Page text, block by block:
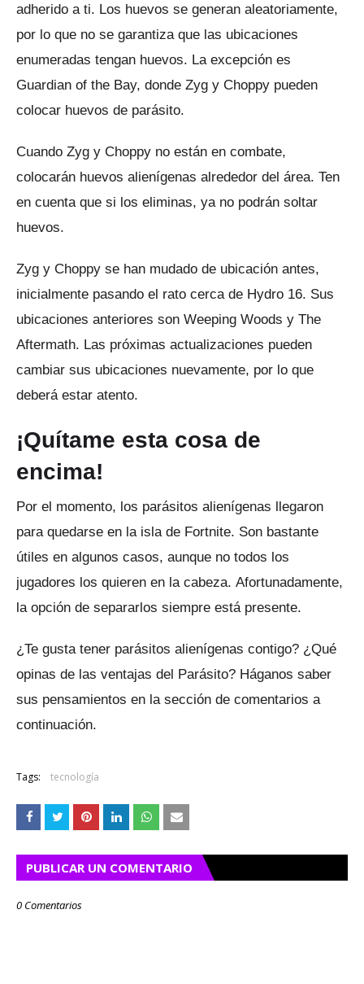
adherido a ti. Los huevos se generan aleatoriamente,
por lo que no se garantiza que las ubicaciones
enumeradas tengan huevos. La excepción es
Guardian of the Bay, donde Zyg y Choppy pueden
colocar huevos de parásito.
Cuando Zyg y Choppy no están en combate,
colocarán huevos alienígenas alrededor del área. Ten
en cuenta que si los eliminas, ya no podrán soltar
huevos.
Zyg y Choppy se han mudado de ubicación antes,
inicialmente pasando el rato cerca de Hydro 16. Sus
ubicaciones anteriores son Weeping Woods y The
Aftermath. Las próximas actualizaciones pueden
cambiar sus ubicaciones nuevamente, por lo que
deberá estar atento.
¡Quítame esta cosa de
encima!
Por el momento, los parásitos alienígenas llegaron
para quedarse en la isla de Fortnite. Son bastante
útiles en algunos casos, aunque no todos los
jugadores los quieren en la cabeza. Afortunadamente,
la opción de separarlos siempre está presente.
¿Te gusta tener parásitos alienígenas contigo? ¿Qué
opinas de las ventajas del Parásito? Háganos saber
sus pensamientos en la sección de comentarios a
continuación.
Tags: tecnología
PUBLICAR UN COMENTARIO
0 Comentarios